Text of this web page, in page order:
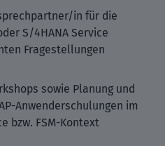
in für die
S/4HANA Service
Fragestellungen
sowie Planung und
Anwenderschulungen im
bzw. FSM-Kontext